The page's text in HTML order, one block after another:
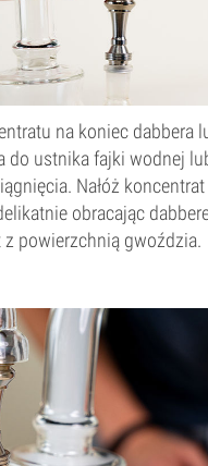
na koniec dabbera
do ustnika fajki wodnej
Nałóż
obracając
z powierzchnią gwoździa.